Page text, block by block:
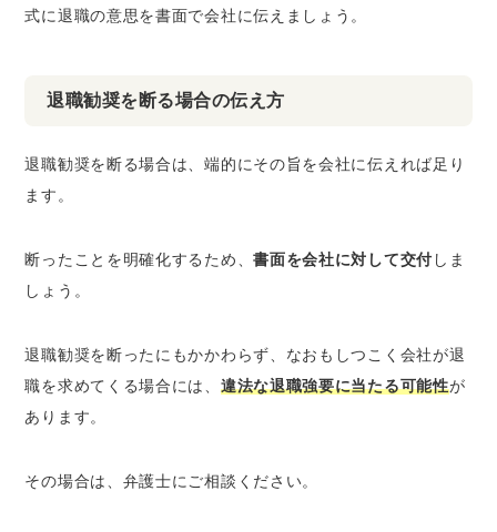
式に退職の意思を書面で会社に伝えましょう。
退職勧奨を断る場合の伝え方
退職勧奨を断る場合は、端的にその旨を会社に伝えれば足り
ます。
断ったことを明確化するため、書面を会社に対して交付 しま
しょう。
退職勧奨を断ったにもかかわらず、なおもしつこく会社が退
職を求めてくる場合には、 違法な退職強要に当たる可能性が
あります。
その場合は、弁護士にご相談ください。